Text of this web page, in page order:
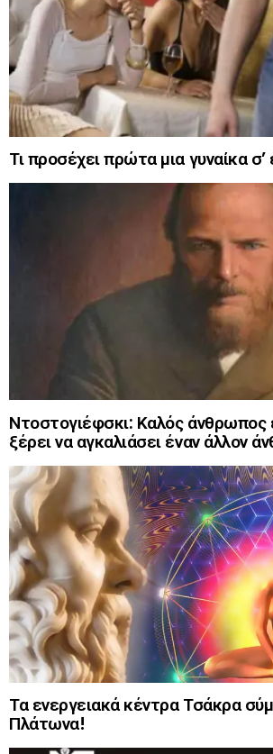
Τι προσέχει πρώτα μια γυναίκα σ’
Ντοστογιέφσκι: Καλός άνθρωπος
ξέρει να αγκαλιάσει έναν άλλον
Τα ενεργειακά κέντρα Τσάκρα
Πλάτωνα!